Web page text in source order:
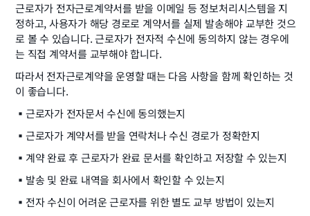
근로자가 전자근로계약서를 받을 이메일 등 정보처리시스템을 지
정하고, 사용자가 해당 경로로 계약서를 실제 발송해야 교부한 것으
로 볼 수 있습니다. 근로자가 전자적 수신에 동의하지 않는 경우에
는 직접 계약서를 교부해야 합니다.
따라서 전자근로계약을 운영할 때는 다음 사항을 함께 확인하는 것
이 좋습니다.
▪️ 근로자가 전자문서 수신에 동의했는지
▪️ 근로자가 계약서를 받을 연락처나 수신 경로가 정확한지
▪️ 계약 완료 후 근로자가 완료 문서를 확인하고 저장할 수 있는지
▪️ 발송 및 완료 내역을 회사에서 확인할 수 있는지
▪️ 전자 수신이 어려운 근로자를 위한 별도 교부 방법이 있는지